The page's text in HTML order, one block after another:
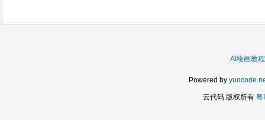
AI绘画教程
Powered by
云代码 版权所有 粤